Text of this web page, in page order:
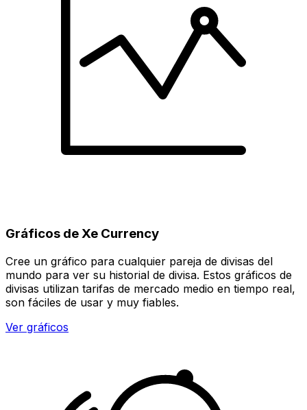
Gráficos de Xe Currency
Cree un gráfico para cualquier pareja de divisas del
mundo para ver su historial de divisa. Estos gráficos de
divisas utilizan tarifas de mercado medio en tiempo real,
son fáciles de usar y muy fiables.
Ver gráficos